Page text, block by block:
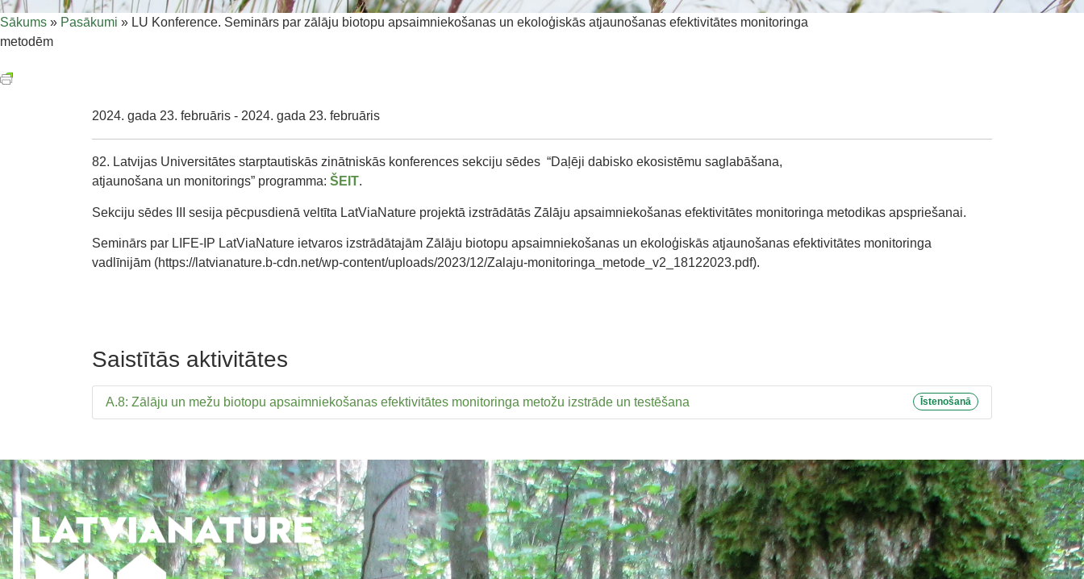
Sākums » Pasākumi » LU Konference. Seminārs par zālāju biotopu apsaimniekošanas un ekoloģiskās atjaunošanas efektivitātes monitoringa
metodēm
2024. gada 23. februāris - 2024. gada 23. februāris
82. Latvijas Universitātes starptautiskās zinātniskās konferences sekciju sēdes “Daļēji dabisko ekosistēmu saglabāšana,
atjaunošana un monitorings” programma: ŠEIT.
Sekciju sēdes III sesija pēcpusdienā veltīta LatViaNature projektā izstrādātās Zālāju apsaimniekošanas efektivitātes monitoringa metodikas apspriešanai.
Seminārs par LIFE-IP LatViaNature ietvaros izstrādātajām Zālāju biotopu apsaimniekošanas un ekoloģiskās atjaunošanas efektivitātes monitoringa
vadlīnijām (https://latvianature.b-cdn.net/wp-content/uploads/2023/12/Zalaju-monitoringa_metode_v2_18122023.pdf).
Saistītās aktivitātes
A.8: Zālāju un mežu biotopu apsaimniekošanas efektivitātes monitoringa metožu izstrāde un testēšana Īstenošanā